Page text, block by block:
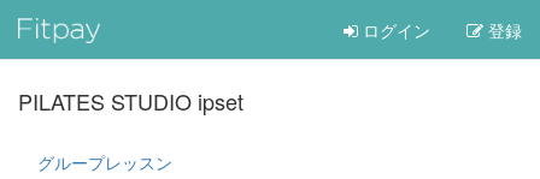
ログイン 登録
PILATES STUDIO ipset
グループレッスン